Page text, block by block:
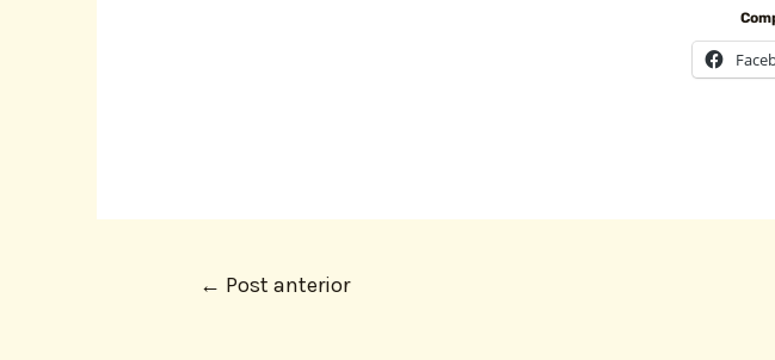
← Post anterior